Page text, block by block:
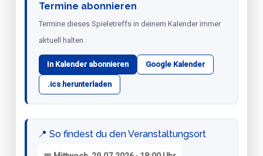
Termine abonnieren
Termine dieses Spieletreffs in deinem Kalender immer
aktuell halten.
In Kalender abonnieren Google Kalender
.ics herunterladen
📍 So findest du den Veranstaltungsort